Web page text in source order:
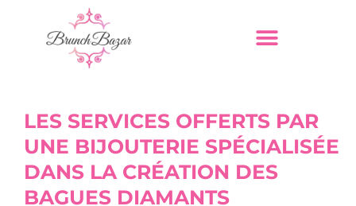
LES SERVICES OFFERTS PAR
UNE BIJOUTERIE SPÉCIALISÉE
DANS LA CRÉATION DES
BAGUES DIAMANTS